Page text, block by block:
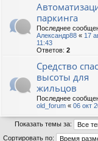
паркинга
Последнее
Александр88 « 17
11:43
Ответов: 2
Средство
высоты для
жильцов
Последнее
old_forum « 06 окт
Показать темы за:
Сортировать по: